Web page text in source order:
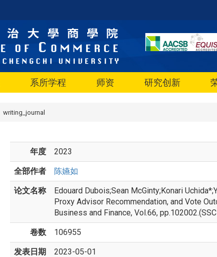
系所学程 师资 研究创新
writing_journal
年度 2023
全部作者 陈嬿如
论文名称
Edouard Dubois;Sean McGinty;Konari
Proxy Advisor Recommendation, and Vote
Business and Finance, Vol.66,
卷数 106955
发表日期 2023-05-01